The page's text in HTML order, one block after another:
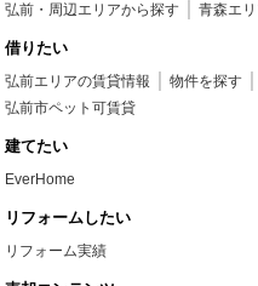
弘前・周辺エリアから探す
青森エ
借りたい
弘前エリアの賃貸情報 物件を探す
弘前市ペット可賃貸
建てたい
EverHome
リフォームしたい
リフォーム実績